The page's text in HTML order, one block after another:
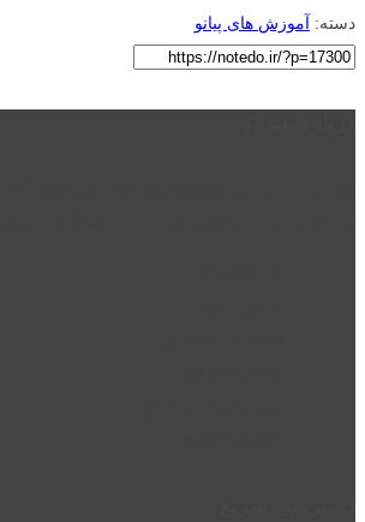
دسته: آموزش های پیانو